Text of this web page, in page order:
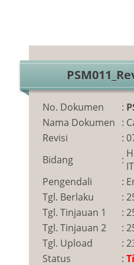
No. Dokumen :
Nama Dokumen :
Revisi
:
Bidang
: IT
Pengendali
:
Tgl. Berlaku
:
Tgl. Tinjauan 1
:
Tgl. Tinjauan 2
:
Tgl. Upload
:
Status
: